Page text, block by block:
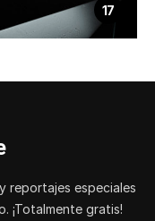
17
reportajes especiales
¡Totalmente gratis!